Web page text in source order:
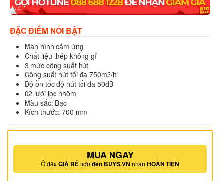
ĐẶC ĐIỂM NỔI BẬT
Màn hình cảm ứng
Chất liệu thép không gỉ
3 mức công suất hút
Công suất hút tối đa 750m3/h
Độ ồn tốc độ hút tối da 50dB
02 lưới lọc nhôm
Màu sắc: Bạc
Kích thước: 700 mm
MUA NGAY
Ở đâu GIÁ RẺhơn đến BUYS.VN nhận HOÀN TIỀN